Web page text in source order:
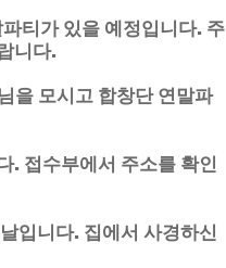
티가 있을 예정입니다. 주
니다.
을 모시고 합창단 연말파
. 접수부에서 주소를 확인
입니다. 집에서 사경하신